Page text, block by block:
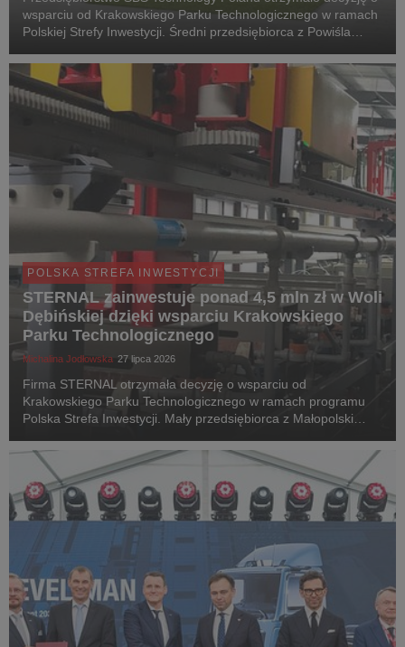
wsparciu od Krakowskiego Parku Technologicznego w ramach
Polskiej Strefy Inwestycji. Średni przedsiębiorca z Powiśla
powierzchni oraz zakup zaawansowanego pa...
POLSKA STREFA INWESTYCJI
STERNAL zainwestuje ponad 4,5 mln zł w Woli
Dębińskiej dzięki wsparciu Krakowskiego
Parku Technologicznego
Michalina Jodłowska 27 lipca 2026
Firma STERNAL otrzymała decyzję o wsparciu od
Krakowskiego Parku Technologicznego w ramach programu
Polska Strefa Inwestycji. Mały przedsiębiorca z Małopolski
zwiększenie zdolności produkcyjnych istniejącego zakład...